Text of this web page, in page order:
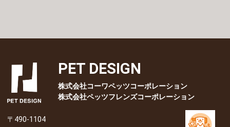
PET DESIGN
株式会社コーワペッツコーポレーション
株式会社ペッツフレンズコーポレーション
〒490-1104